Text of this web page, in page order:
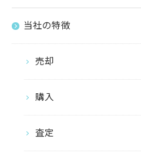
当社の特徴
売却
購入
査定